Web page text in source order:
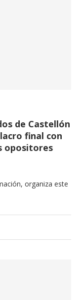
de Castellón
final con
opositores
organiza este